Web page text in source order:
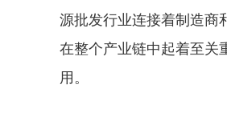
源批发行业连接着制造商
在整个产业链中起着至关
用。